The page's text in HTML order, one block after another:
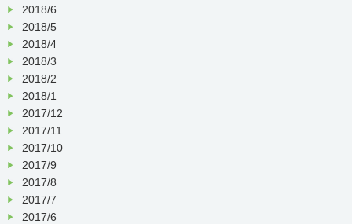
2018/6
2018/5
2018/4
2018/3
2018/2
2018/1
2017/12
2017/11
2017/10
2017/9
2017/8
2017/7
2017/6